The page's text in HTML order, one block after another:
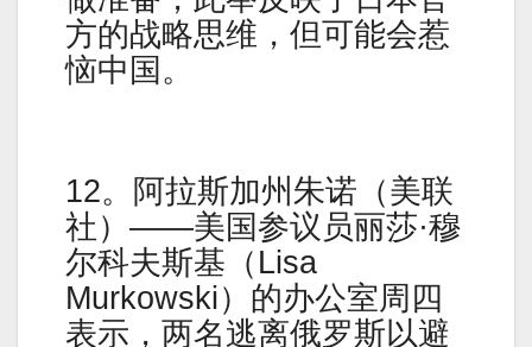
方的战略思维，但可能会惹
恼中国。
12。阿拉斯加州朱诺（美联
社）——美国参议员丽莎·穆
尔科夫斯基（Lisa
Murkowski）的办公室周四
表示，两名逃离俄罗斯以避